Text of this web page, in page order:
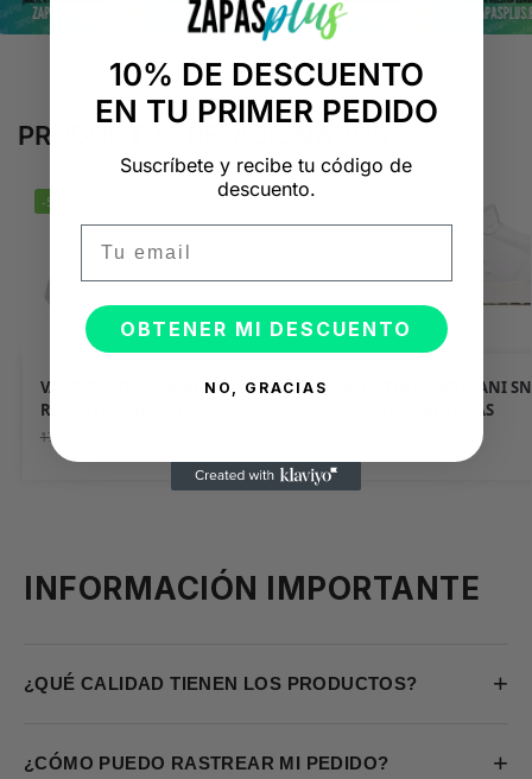
PRODUCTOS RELACIONADOS
-50%
VALENTINO GARAVANI SNEAKERS
ROCKSTUD UNTITLED
179,90
VALENTINO GARAVANI
ROCKSTUD BLANCAS
INFORMACIÓN IMPORTANTE
¿QUÉ CALIDAD TIENEN LOS PRODUCTOS? +
¿CÓMO PUEDO RASTREAR MI PEDIDO? +
10% DE DESCUENTO
EN TU PRIMER PEDIDO
Suscríbete y recibe tu código de
descuento.
OBTENER MI DESCUENTO
NO, GRACIAS